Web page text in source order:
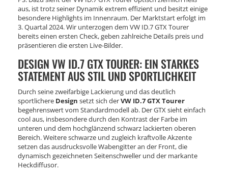
aus, ist trotz seiner Dynamik extrem effizient und besitzt einige
besondere Highlights im Innenraum. Der Marktstart erfolgt im
3. Quartal 2024. Wir unterzogen dem VW ID.7 GTX Tourer
bereits einen ersten Check, geben zahlreiche Details preis und
präsentieren die ersten Live-Bilder.
DESIGN VW ID.7 GTX TOURER: EIN STARKES
STATEMENT AUS STIL UND SPORTLICHKEIT
Durch seine zweifarbige Lackierung und das deutlich
sportlichere Design setzt sich derVW ID.7 GTX Tourer
begehrenswert vom Standardmodell ab. Der GTX sieht einfach
cool aus, insbesondere durch den Kontrast der Farbe im
unteren und dem hochglänzend schwarz lackierten oberen
Bereich. Weitere schwarze und zugleich kraftvolle Akzente
setzen das ausdrucksvolle Wabengitter an der Front, die
dynamisch gezeichneten Seitenschweller und der markante
Heckdiffusor.